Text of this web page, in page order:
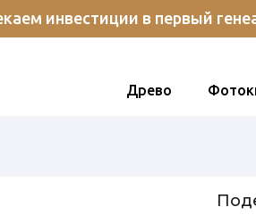
инвестиции в первый
Древо